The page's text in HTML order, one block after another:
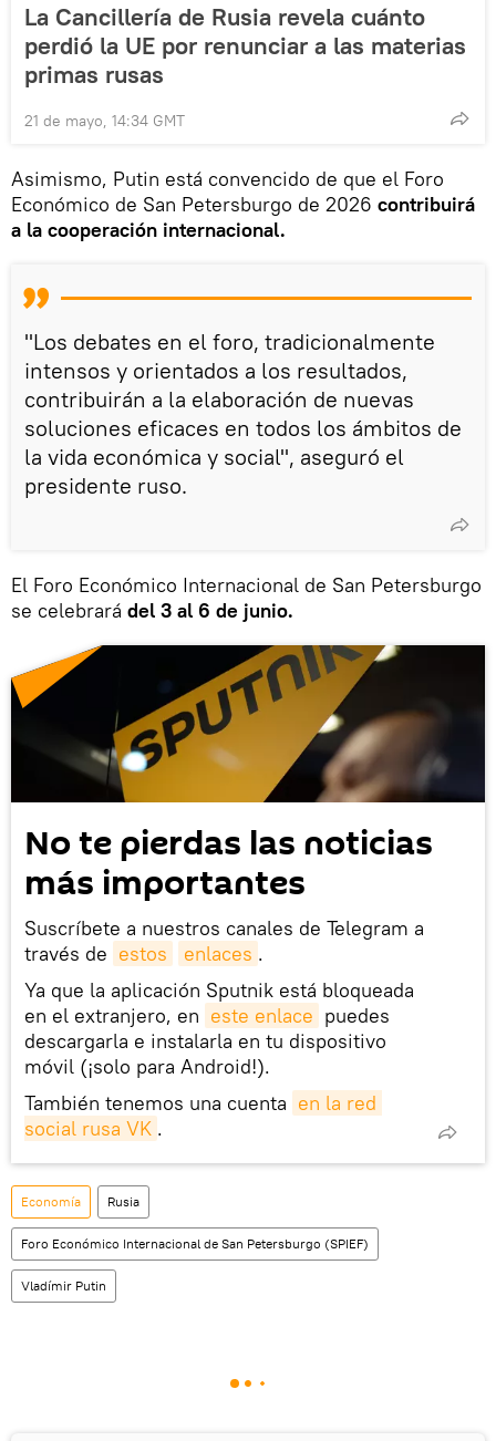
La Cancillería de Rusia revela cuánto
perdió la UE por renunciar a las materias
primas rusas
21 de mayo, 14:34 GMT
Asimismo, Putin está convencido de que el Foro
Económico de San Petersburgo de 2026 contribuirá
a la cooperación internacional.
"Los debates en el foro, tradicionalmente
intensos y orientados a los resultados,
contribuirán a la elaboración de nuevas
soluciones eficaces en todos los ámbitos de
la vida económica y social", aseguró el
presidente ruso.
El Foro Económico Internacional de San Petersburgo
se celebrará del 3 al 6 de junio.
No te pierdas las noticias
más importantes
Suscríbete a nuestros canales de Telegram a
través de estos enlaces .
Ya que la aplicación Sputnik está bloqueada
en el extranjero, en este enlace puedes
descargarla e instalarla en tu dispositivo
móvil (¡solo para Android!).
También tenemos una cuenta en la red
social rusa VK .
Economía Rusia
Foro Económico Internacional de San Petersburgo (SPIEF)
Vladímir Putin